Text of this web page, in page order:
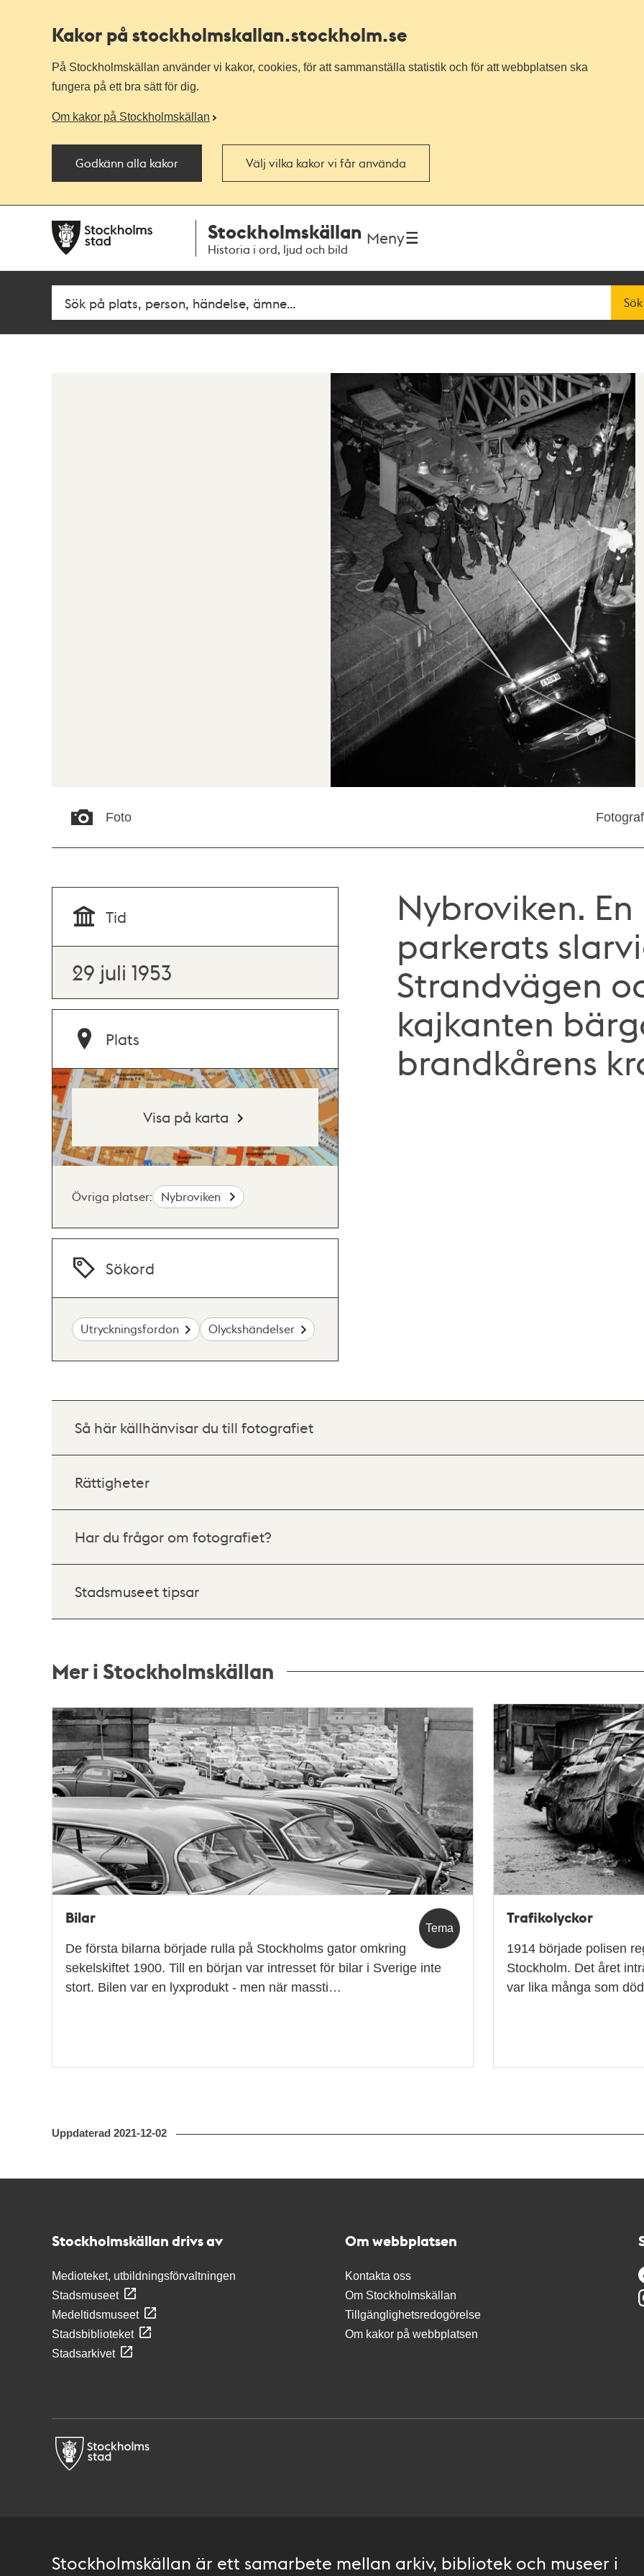
Kakor på stockholmskallan.stockholm.se
På Stockholmskällan använder vi kakor, cookies, för att sammanställa statistik och för att webbplatsen ska
fungera på ett bra sätt för dig.
Om kakor på Stockholmskällan
Godkänn alla kakor Välj vilka kakor vi får använda
navigationen
huvudinnehållet
Stockholmskällan
Historia i ord, ljud och bild
Meny
Fritextsök Sök
Foto
Nybroviken.
parkerats
Strandvägen
kajkanten
brandkårens
Tid
29 juli 1953
Plats
Visa på karta
Övriga platser: Nybroviken
Sökord
Utryckningsfordon Olyckshändelser
Så här källhänvisar du till fotografiet
Rättigheter
Har du frågor om fotografiet?
Stadsmuseet tipsar
Mer i Stockholmskällan
Relaterade
poster
och
teman
Tema
Bilar
De första bilarna började rulla på Stockholms gator omkring
sekelskiftet 1900. Till en början var intresset för bilar i Sverige inte
stort. Bilen var en lyxprodukt - men när massti…
Trafikolyckor
1914 började polisen
Stockholm. Det året
var lika många som
Uppdaterad 2021-12-02
Stockholmskällan drivs av
Medioteket, utbildningsförvaltningen
Stadsmuseet
Medeltidsmuseet
Stadsbiblioteket
Stadsarkivet
Om webbplatsen
Kontakta oss
Om Stockholmskällan
Tillgänglighetsredogörelse
Om kakor på webbplatsen
Stockholmskällan är ett samarbete mellan arkiv, bibliotek och museer i